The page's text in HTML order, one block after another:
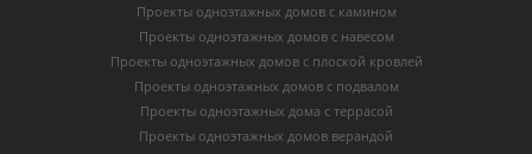
Проекты одноэтажных домов с камином
Проекты одноэтажных домов с навесом
Проекты одноэтажных домов с плоской кровлей
Проекты одноэтажных домов с подвалом
Проекты одноэтажных дома с террасой
Проекты одноэтажных домов верандой